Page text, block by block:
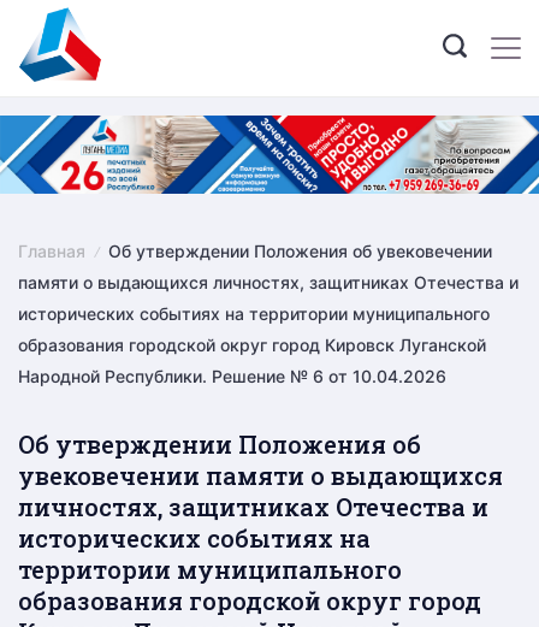
content
Главная
Об утверждении Положения об увековечении
памяти о выдающихся личностях, защитниках Отечества и
исторических событиях на территории муниципального
образования городской округ город Кировск Луганской
Народной Республики. Решение № 6 от 10.04.2026
Об утверждении Положения об
увековечении памяти о выдающихся
личностях, защитниках Отечества и
исторических событиях на
территории муниципального
образования городской округ город